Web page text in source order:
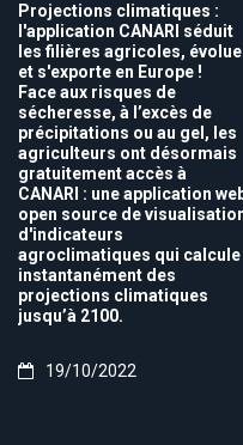
Projections climatiques :
l'application CANARI séduit
les filières agricoles, évolue
et s'exporte en Europe !
Face aux risques de
sécheresse, à l’excès de
précipitations ou au gel, les
agriculteurs ont désormais
gratuitement accès à
CANARI : une application
open source de
d'indicateurs
agroclimatiques qui calcule
instantanément des
projections climatiques
jusqu’à 2100.
19/10/2022